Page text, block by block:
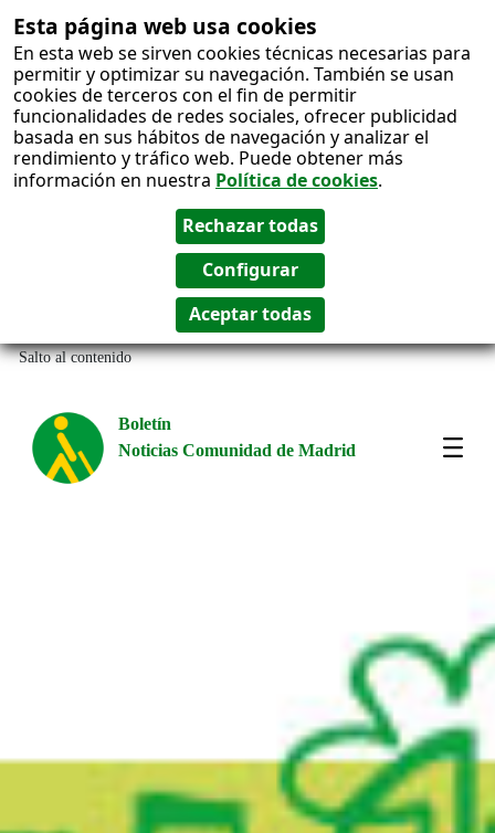
Esta página web usa cookies
En esta web se sirven cookies técnicas necesarias para
permitir y optimizar su navegación. También se usan
cookies de terceros con el fin de permitir
funcionalidades de redes sociales, ofrecer publicidad
basada en sus hábitos de navegación y analizar el
rendimiento y tráfico web. Puede obtener más
información en nuestra Política de cookies.
Salto al contenido
Boletín
Noticias Comunidad de Madrid